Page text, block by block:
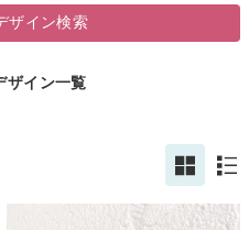
ザイン検索
ザイン一覧